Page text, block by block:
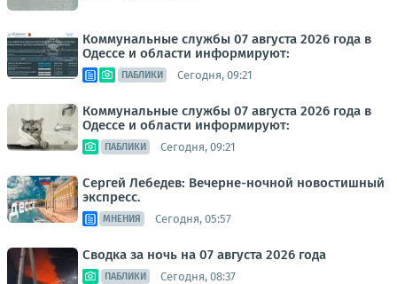
Коммунальные службы 07 августа 2026 года в
Одессе и области информируют:
ПАБЛИКИ Сегодня, 09:21
Коммунальные службы 07 августа 2026 года в
Одессе и области информируют:
ПАБЛИКИ Сегодня, 09:21
Сергей Лебедев: Вечерне-ночной новостишный
экспресс.
МНЕНИЯ Сегодня, 05:57
Сводка за ночь на 07 августа 2026 года
ПАБЛИКИ Сегодня, 08:37